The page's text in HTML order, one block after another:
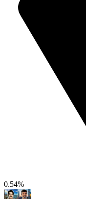
0.54%